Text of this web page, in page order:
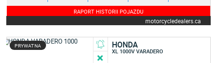
RAPORT HISTORII POJAZDU
motorcycledealers.ca
PRYWATNA HONDA
XL 1000V VARADERO